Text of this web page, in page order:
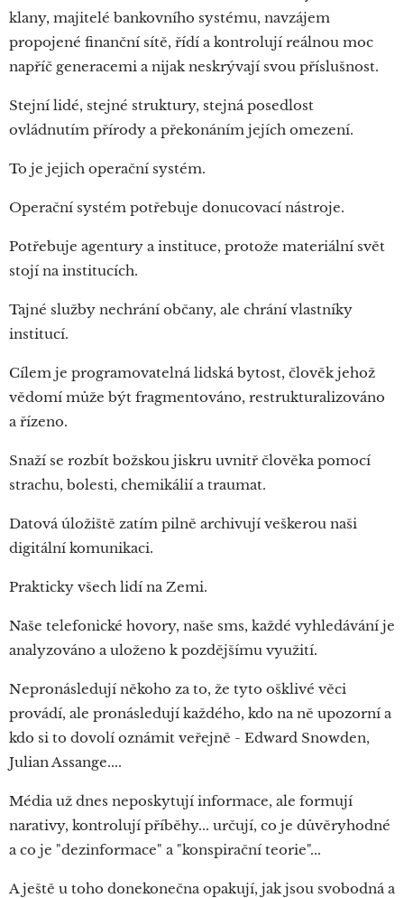
klany, majitelé bankovního systému, navzájem
propojené finanční sítě, řídí a kontrolují reálnou moc
napříč generacemi a nijak neskrývají svou příslušnost.
Stejní lidé, stejné struktury, stejná posedlost
ovládnutím přírody a překonáním jejích omezení.
To je jejich operační systém.
Operační systém potřebuje donucovací nástroje.
Potřebuje agentury a instituce, protože materiální svět
stojí na institucích.
Tajné služby nechrání občany, ale chrání vlastníky
institucí.
Cílem je programovatelná lidská bytost, člověk jehož
vědomí může být fragmentováno, restrukturalizováno
a řízeno.
Snaží se rozbít božskou jiskru uvnitř člověka pomocí
strachu, bolesti, chemikálií a traumat.
Datová úložiště zatím pilně archivují veškerou naši
digitální komunikaci.
Prakticky všech lidí na Zemi.
Naše telefonické hovory, naše sms, každé vyhledávání je
analyzováno a uloženo k pozdějšímu využití.
Nepronásledují někoho za to, že tyto ošklivé věci
provádí, ale pronásledují každého, kdo na ně upozorní a
kdo si to dovolí oznámit veřejně - Edward Snowden,
Julian Assange....
Média už dnes neposkytují informace, ale formují
narativy, kontrolují příběhy... určují, co je důvěryhodné
a co je "dezinformace" a "konspirační teorie"...
A ještě u toho donekonečna opakují, jak jsou svobodná a